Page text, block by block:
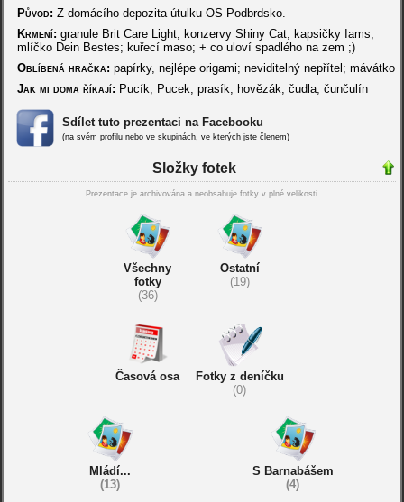
Původ: Z domácího depozita útulku OS Podbrdsko.
Krmení: granule Brit Care Light; konzervy Shiny Cat; kapsičky Iams;
mlíčko Dein Bestes; kuřecí maso; + co uloví spadlého na zem ;)
Oblíbená hračka: papírky, nejlépe origami; neviditelný nepřítel; mávátko
Jak mi doma říkají: Pucík, Pucek, prasík, hovězák, čudla, čunčulín
Sdílet tuto prezentaci na Facebooku
(na svém profilu nebo ve skupinách, ve kterých jste členem)
Složky fotek
Prezentace je archivována a neobsahuje fotky v plné velikosti
Všechny
fotky
(36)
Ostatní
(19)
Časová osa
Fotky z deníčku
(0)
Mládí...
(13)
S Barnabášem
(4)